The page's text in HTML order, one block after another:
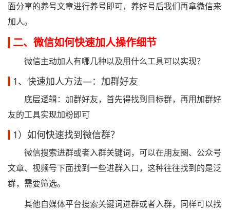
面分享的养号文章进行养号即可，养好号后我们再拿微信来
加人。
二、微信如何快速加人操作细节
微信主动加人有哪几种以及用什么工具可以实现？
1、快速加人方法—：加群好友
底层逻辑：加群好友，首先得找到目标群，再用加群好
友的工具实现加粉即可
1）如何快速找到微信群？
微信搜索进群或者入群关键词，可以在朋友圈、公众号
文章、视频号下面找到一些进群入口，这种往往找到的是泛
群，需要筛选。
其他自媒体平台搜索关键词进群或者入群，同样可以找